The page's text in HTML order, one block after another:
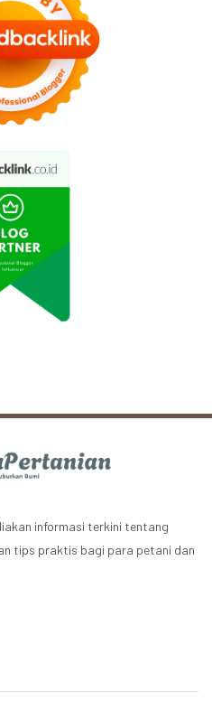
informasi terkini tentang
tips praktis bagi para petani dan